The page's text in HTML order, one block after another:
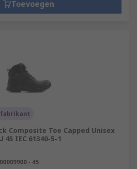
Toevoegen
Composite Toe Capped Unisex
45 IEC 61340-5-1
- 45